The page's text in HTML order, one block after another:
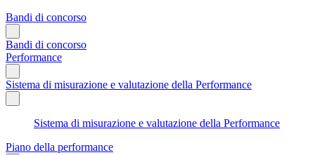
Bandi di concorso
Bandi di concorso
Performance
Sistema di misurazione e valutazione della Performance
Sistema di misurazione e valutazione della Performance
Piano della performance